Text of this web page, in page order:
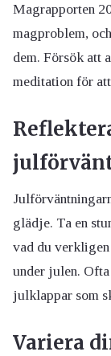
Magrapporten
magproblem,
dem. Försök att
meditation för att
glädje. Ta en
vad du
under julen.
julklappar som
Variera